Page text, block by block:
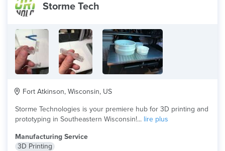
Storme Tech
Fort Atkinson, Wisconsin, US
Storme Technologies is your premiere hub for 3D printing and
prototyping in Southeastern Wisconsin!... lire plus
Manufacturing Service
3D Printing